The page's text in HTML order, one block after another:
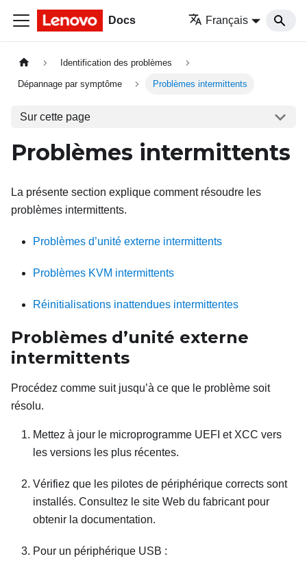
Docs Français
Identification des problèmes
Dépannage par symptôme Problèmes intermittents
Sur cette page
Problèmes intermittents
La présente section explique comment résoudre les
problèmes intermittents.
Problèmes d’unité externe intermittents
Problèmes KVM intermittents
Réinitialisations inattendues intermittentes
Problèmes d’unité externe
intermittents
Procédez comme suit jusqu’à ce que le problème soit
résolu.
Mettez à jour le microprogramme UEFI et XCC vers
les versions les plus récentes.
Vérifiez que les pilotes de périphérique corrects sont
installés. Consultez le site Web du fabricant pour
obtenir la documentation.
Pour un périphérique USB :